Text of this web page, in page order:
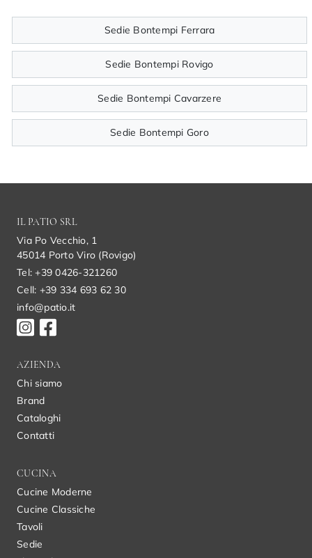
Sedie Bontempi Ferrara
Sedie Bontempi Rovigo
Sedie Bontempi Cavarzere
Sedie Bontempi Goro
IL PATIO SRL
Via Po Vecchio, 1
45014 Porto Viro (Rovigo)
Tel: +39 0426-321260
Cell: +39 334 693 62 30
info@patio.it
AZIENDA
Chi siamo
Brand
Cataloghi
Contatti
CUCINA
Cucine Moderne
Cucine Classiche
Tavoli
Sedie